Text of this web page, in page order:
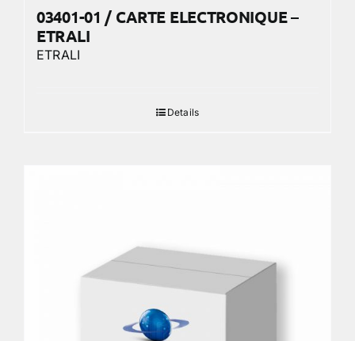
03401-01 / CARTE ELECTRONIQUE –
ETRALI
ETRALI
Details